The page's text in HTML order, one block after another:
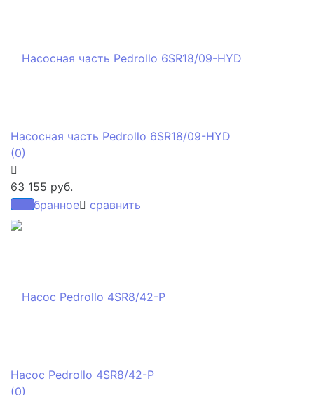
избранное сравнить
Насосная часть Pedrollo 6SR18/09-HYD
(0)
63 155 руб.
Насос Pedrollo 4SR8/42-P
(0)